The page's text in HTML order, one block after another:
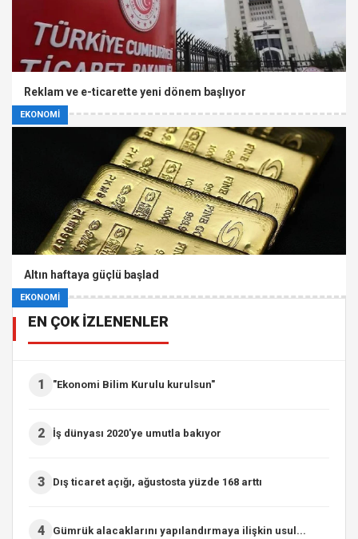
EKONOMİ
Reklam ve e-ticarette yeni dönem başlıyor
EKONOMİ
Altın haftaya güçlü başlad
EN ÇOK İZLENENLER
1 "Ekonomi Bilim Kurulu kurulsun"
2 İş dünyası 2020'ye umutla bakıyor
3 Dış ticaret açığı, ağustosta yüzde 168 arttı
4 Gümrük alacaklarını yapılandırmaya ilişkin usul...